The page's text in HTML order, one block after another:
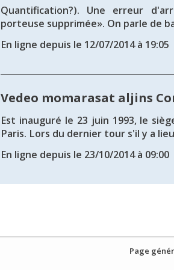
Quantification?). Une erreur
porteuse supprimée». On parle de
En ligne depuis le 12/07/2014 à 19:05
Vedeo momarasat aljins
Est inauguré le 23 juin 1993, le
Paris. Lors du dernier tour s'il y a
En ligne depuis le 23/10/2014 à 09:00
Page